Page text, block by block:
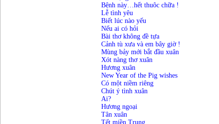
Bệnh này…hết thuôc chữa !
Lễ tình yêu
Biết lúc nào yếu
Nếu ai có hỏi
Bài thơ không đề tựa
Cảnh tù xưa và em bây giờ !
Mùng bảy mới bắt đầu xuân
Xót nàng thơ xuân
Hương xuân
New Year of the Pig wishes
Có một niềm riêng
Chút ý tình xuân
Ai?
Hương ngoại
Tân xuân
Tết miền Trung